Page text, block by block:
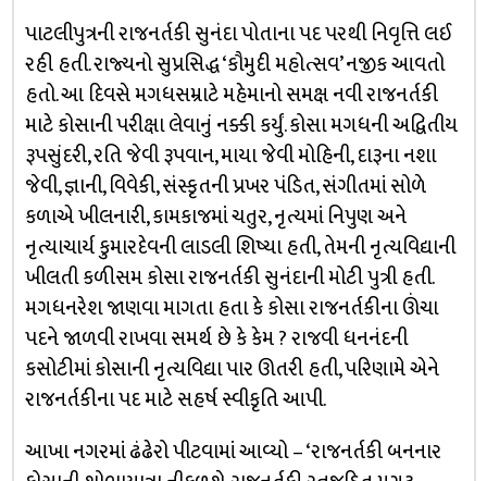
પાટલીપુત્રની રાજનર્તકી સુનંદા પોતાના પદ પરથી નિવૃત્તિ લઈ
રહી હતી. રાજ્યનો સુપ્રસિદ્ધ ‘કૌમુદી મહોત્સવ’ નજીક આવતો
હતો. આ દિવસે મગધસમ્રાટે મહેમાનો સમક્ષ નવી રાજનર્તકી
માટે કોસાની પરીક્ષા લેવાનું નક્કી કર્યું. કોસા મગધની અદ્વિતીય
રૂપસુંદરી, રતિ જેવી રૂપવાન, માયા જેવી મોહિની, દારૂના નશા
જેવી, જ્ઞાની, વિવેકી, સંસ્કૃતની પ્રખર પંડિત, સંગીતમાં સોળે
કળાએ ખીલનારી, કામકાજમાં ચતુર, નૃત્યમાં નિપુણ અને
નૃત્યાચાર્ય કુમારદેવની લાડલી શિષ્યા હતી, તેમની નૃત્યવિદ્યાની
ખીલતી કળીસમ કોસા રાજનર્તકી સુનંદાની મોટી પુત્રી હતી.
મગધનરેશ જાણવા માગતા હતા કે કોસા રાજનર્તકીના ઊંચા
પદને જાળવી રાખવા સમર્થ છે કે કેમ ? રાજવી ધનનંદની
કસોટીમાં કોસાની નૃત્યવિદ્યા પાર ઊતરી હતી, પરિણામે એને
રાજનર્તકીના પદ માટે સહર્ષ સ્વીકૃતિ આપી.
આખા નગરમાં ઢંઢેરો પીટવામાં આવ્યો – ‘રાજનર્તકી બનનાર